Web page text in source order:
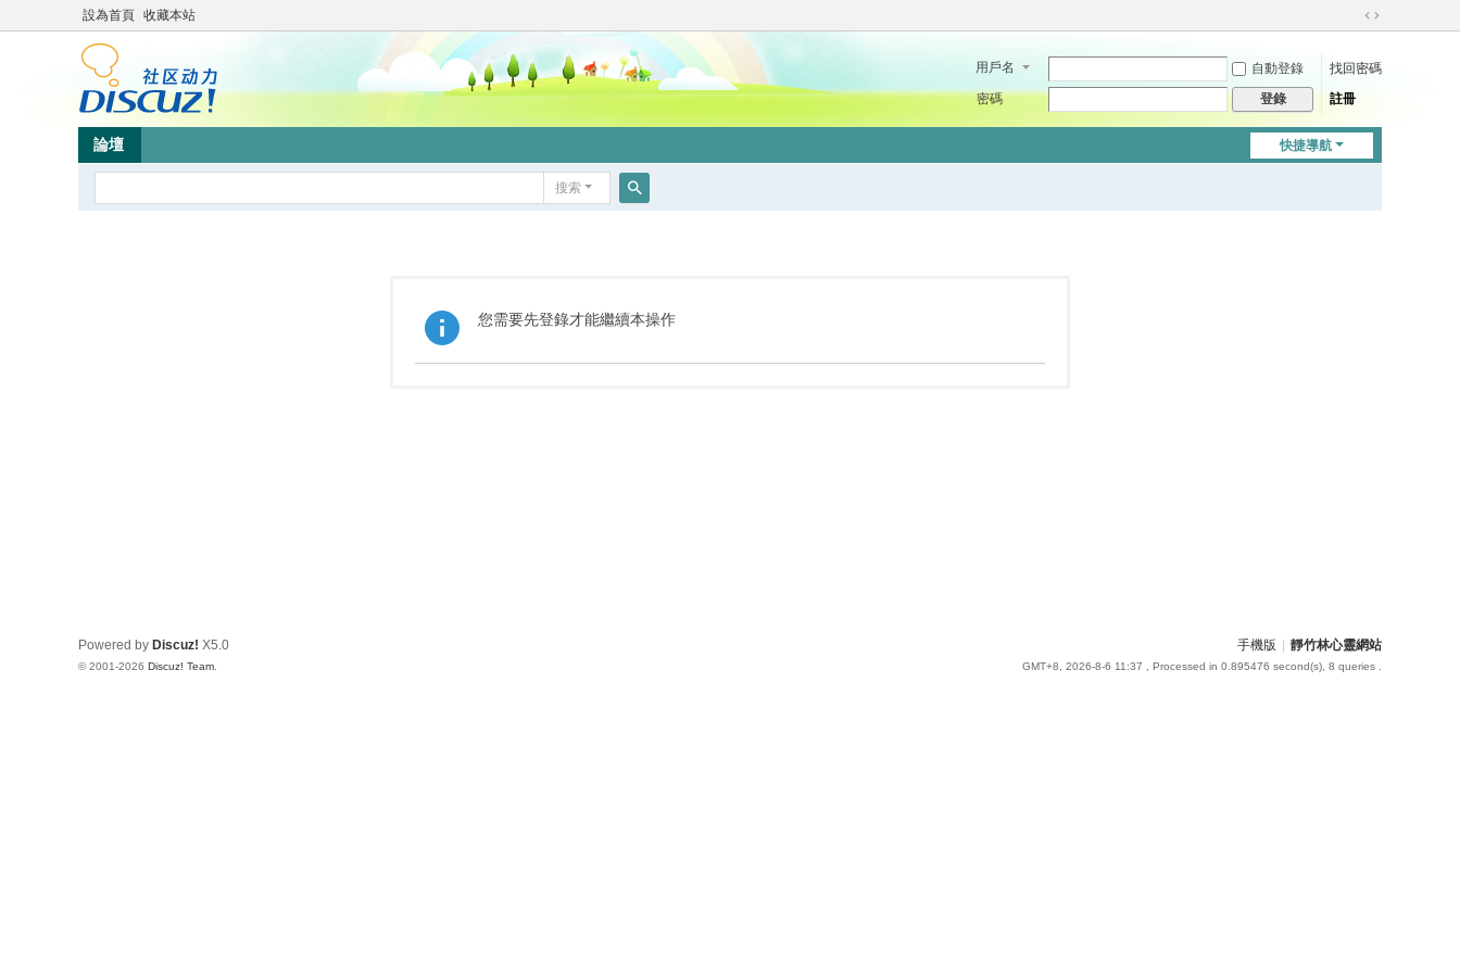
設為首頁 收藏本站
切
到
用戶名 自動登錄
找回密碼
密碼
登錄 註冊
快捷導航
論壇
搜索
您需要先登錄才能繼續本操作
手機版 靜竹林心靈網站
GMT+8, 2026-8-6 11:37 , Processed in 0.895476 second(s), 8 queries .
Powered by Discuz! X5.0
© 2001-2026 Discuz! Team